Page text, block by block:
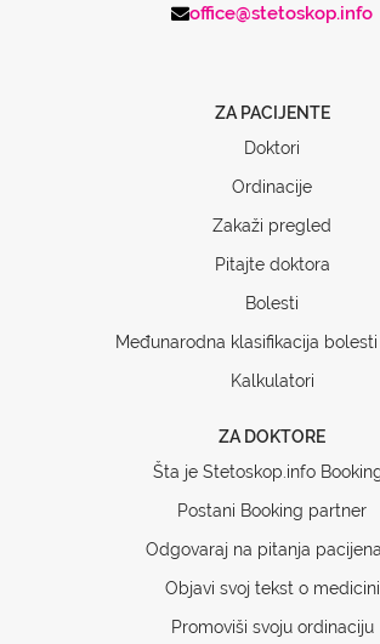
office@stetoskop.info
ZA PACIJENTE
Doktori
Ordinacije
Zakaži pregled
Pitajte doktora
Bolesti
Međunarodna klasifikacija bolesti
Kalkulatori
ZA DOKTORE
Šta je Stetoskop.info
Postani Booking partner
Odgovaraj na pitanja
Objavi svoj tekst o medicini
Promoviši svoju ordinaciju